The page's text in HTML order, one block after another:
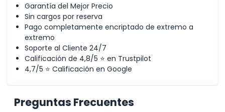
Garantía del Mejor Precio
Sin cargos por reserva
Pago completamente encriptado de extremo a
extremo
Soporte al Cliente 24/7
Calificación de 4,8/5 ⭐ en Trustpilot
4,7/5 ⭐ Calificación en Google
Preguntas Frecuentes